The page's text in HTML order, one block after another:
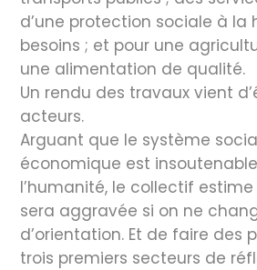
d’une protection sociale à la
besoins ; et pour une
une alimentation de qualité.
Un rendu des travaux vient
acteurs.
Arguant que le système
économique est
l’humanité, le collectif
sera aggravée si on ne
d’orientation. Et de faire des
trois premiers secteurs de